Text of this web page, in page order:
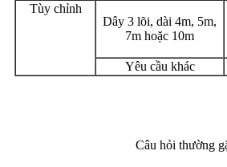
Tùy chỉnh
Dây 3 lõi, dài 4m, 5m,
7m hoặc 10m
Yêu cầu khác
Câu hỏi thường